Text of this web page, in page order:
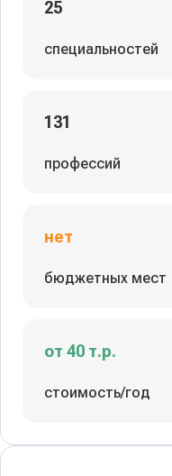
25
специальностей
131
профессий
нет
бюджетных мест
от 40 т.р.
стоимость/год